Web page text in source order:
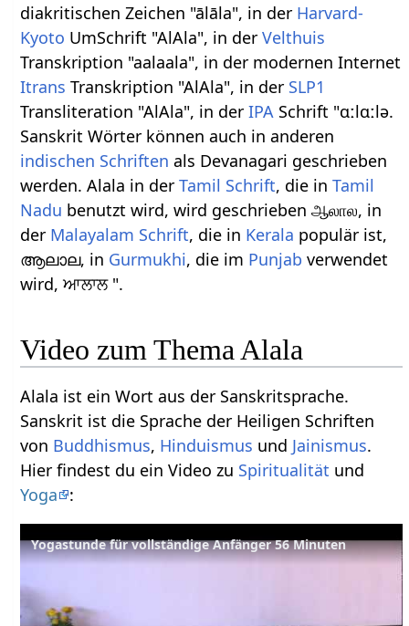
diakritischen Zeichen "ālāla", in der Harvard-
Kyoto UmSchrift "AlAla", in derVelthuis
Transkription "aalaala", in der modernen Internet
Itrans Transkription "AlAla", in der SLP1
Transliteration "AlAla", in derIPA Schrift "ɑːlɑːlə.
Sanskrit Wörter können auch in anderen
indischen Schriften als Devanagari geschrieben
werden. Alala in derTamil Schrift, die inTamil
Nadu benutzt wird, wird geschrieben ஆலால, in
der Malayalam Schrift, die in Kerala populär ist,
ആലാല, in Gurmukhi, die im Punjab verwendet
wird, ਆਲਾਲ ".
Video zum Thema Alala
Alala ist ein Wort aus der Sanskritsprache.
Sanskrit ist die Sprache der Heiligen Schriften
von Buddhismus, Hinduismus und Jainismus.
Hier findest du ein Video zu Spiritualität und
Yoga
:
Yogastunde für vollständige Anfänger 56 Minuten